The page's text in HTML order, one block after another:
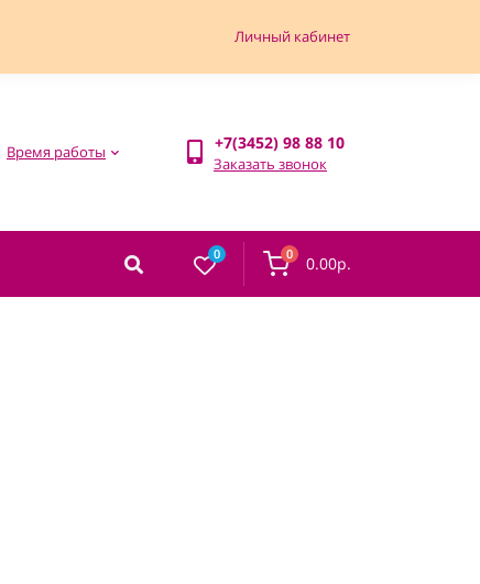
Личный кабинет
Время работы +7(3452) 98 88 10
Заказать звонок
0 0 0.00р.